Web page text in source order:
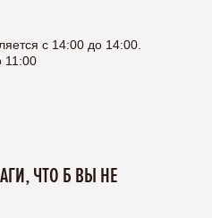
с 14:00 до 14:00.
11:00
ЧТО Б ВЫ НЕ